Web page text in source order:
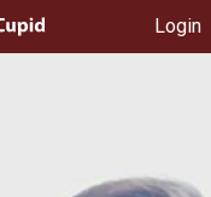
Login